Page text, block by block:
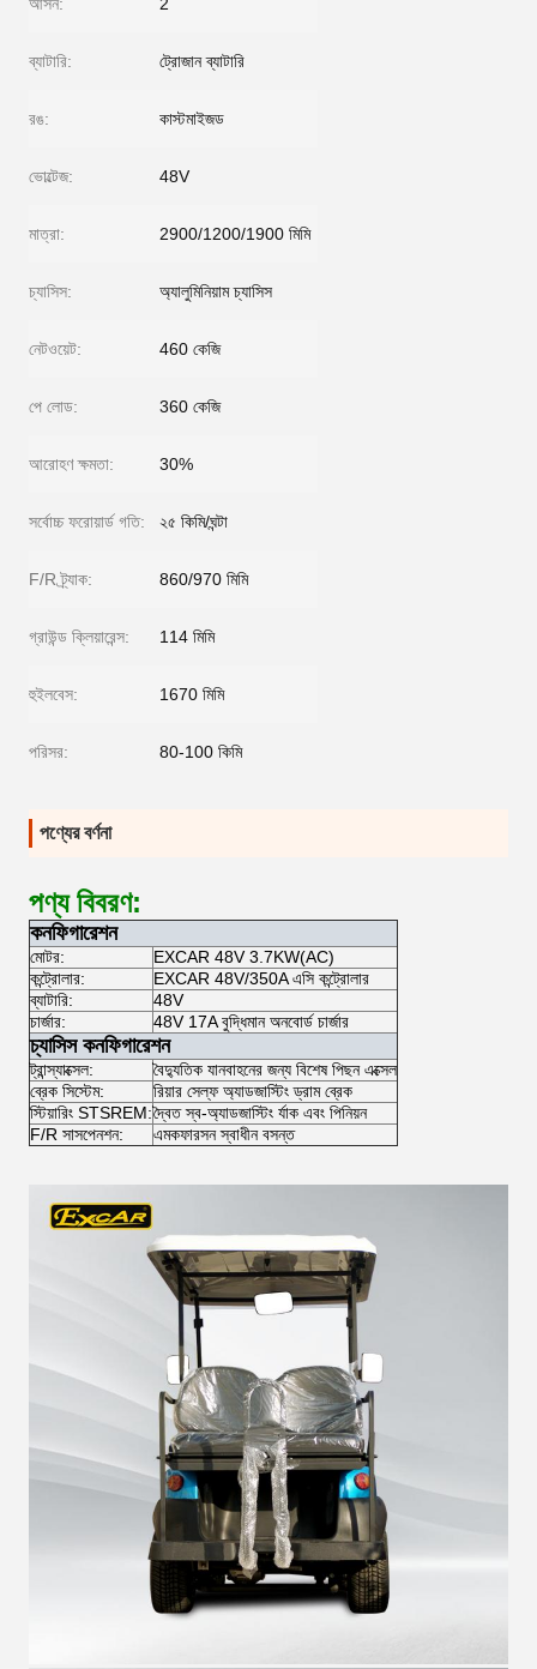
ব্যাটারি: ট্রোজান ব্যাটারি
রঙ: কাস্টমাইজড
ভোল্টেজ: 48V
মাত্রা: 2900/1200/1900 মিমি
চ্যাসিস: অ্যালুমিনিয়াম চ্যাসিস
নেটওয়েট: 460 কেজি
পে লোড: 360 কেজি
আরোহণ ক্ষমতা: 30%
সর্বোচ্চ ফরোয়ার্ড গতি: ২৫ কিমি/ঘন্টা
F/R ট্র্যাক: 860/970 মিমি
গ্রাউন্ড ক্লিয়ারেন্স: 114 মিমি
হুইলবেস: 1670 মিমি
পরিসর: 80-100 কিমি
পণ্যের বর্ণনা
পণ্য বিবরণ:
কনফিগারেশন
মোটর:
EXCAR 48V 3.7KW(AC)
কন্ট্রোলার:
EXCAR 48V/350A এসি কন্ট্রোলার
ব্যাটারি:
48V
চার্জার:
48V 17A বুদ্ধিমান অনবোর্ড চার্জার
চ্যাসিস কনফিগারেশন
ট্রান্স্যাক্সেল:
বৈদ্যুতিক যানবাহনের জন্য বিশেষ পিছন এক্সেল
ব্রেক সিস্টেম:
রিয়ার সেল্ফ অ্যাডজাস্টিং ড্রাম ব্রেক
স্টিয়ারিং STSREM:দ্বৈত স্ব-অ্যাডজাস্টিং র্যাক এবং পিনিয়ন
F/R সাসপেনশন:
এমকফারসন স্বাধীন বসন্ত